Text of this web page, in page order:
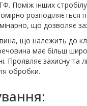
Поміж інших
що дозволяє
що належить до
має більш
Проявляє захисну та
обробки.